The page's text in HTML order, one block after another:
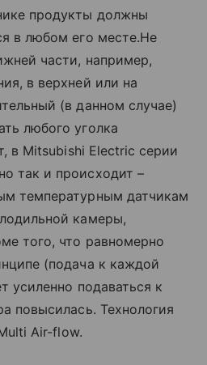
продукты должны
в любом его месте.Не
части, например,
в верхней или на
(в данном случае)
любого уголка
в Mitsubishi Electric серии
так и происходит –
температурным датчикам
камеры,
того, что равномерно
(подача к каждой
усиленно подаваться к
повысилась. Технология
Air-flow.